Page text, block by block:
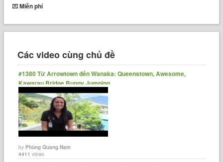
Miễn phí
Các video cùng chủ đề
#1380 Từ Arrowtown đến Wanaka: Queenstown, Awesome,
Kawarau Bridge Bungy Jumping
byPhùng Quang Nam
4411 views